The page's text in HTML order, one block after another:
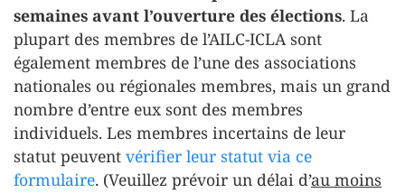
semaines avant l’ouverture des élections. La
plupart des membres de l’AILC-ICLA sont
également membres de l’une des associations
nationales ou régionales membres, mais un grand
nombre d’entre eux sont des membres
individuels. Les membres incertains de leur
statut peuvent vérifier leur statut via ce
formulaire. (Veuillez prévoir un délai d’au moins